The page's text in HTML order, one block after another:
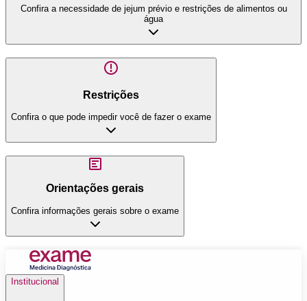
Confira a necessidade de jejum prévio e restrições de alimentos ou
água
Restrições
Confira o que pode impedir você de fazer o exame
Orientações gerais
Confira informações gerais sobre o exame
Institucional